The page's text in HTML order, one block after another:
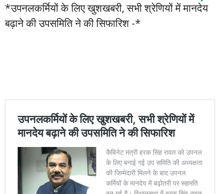
*उपनलकर्मियों के लिए खुशखबरी, सभी श्रेणियों में मानदेय
बढ़ाने की उपसमिति ने की सिफारिश -*